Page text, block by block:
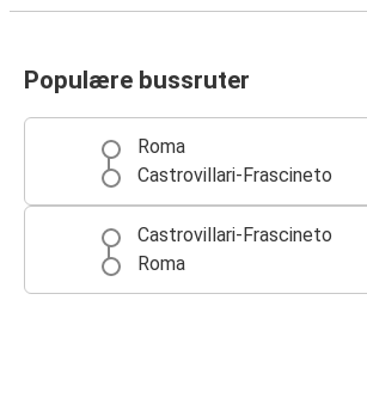
Populære bussruter
Roma
Castrovillari-Frascineto
Castrovillari-Frascineto
Roma